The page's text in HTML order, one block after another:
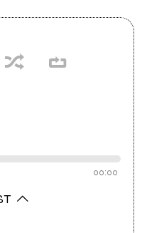
00:00